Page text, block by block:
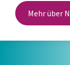
Mehr über